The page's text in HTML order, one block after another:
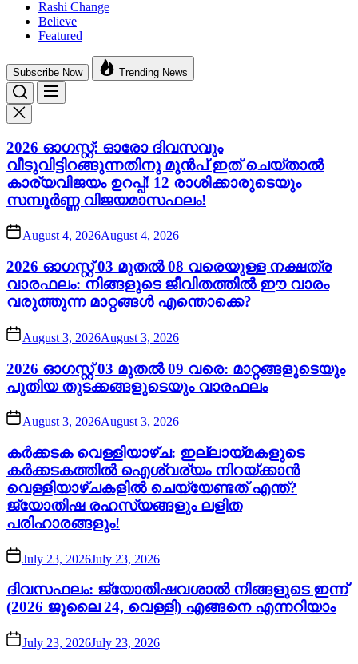
Rashi Change
Believe
Featured
Subscribe Now Trending News
2026 ഓഗസ്റ്റ്: ഓരോ ദിവസവും
വീടുവിട്ടിറങ്ങുന്നതിനു മുൻപ് ഇത് ചെയ്താൽ
കാര്യവിജയം ഉറപ്പ്! 12 രാശിക്കാരുടെയും
സമ്പൂർണ്ണ വിജയമാസഫലം!
August 4, 2026August 4, 2026
2026 ഓഗസ്റ്റ് 03 മുതൽ 08 വരെയുള്ള നക്ഷത്ര
വാരഫലം: നിങ്ങളുടെ ജീവിതത്തിൽ ഈ വാരം
വരുത്തുന്ന മാറ്റങ്ങൾ എന്തൊക്കെ?
August 3, 2026August 3, 2026
2026 ഓഗസ്റ്റ് 03 മുതൽ 09 വരെ: മാറ്റങ്ങളുടെയും
പുതിയ തുടക്കങ്ങളുടെയും വാരഫലം
August 3, 2026August 3, 2026
കർക്കടക വെള്ളിയാഴ്ച: ഇല്ലായ്മകളുടെ
കർക്കടകത്തിൽ ഐശ്വര്യം നിറയ്ക്കാൻ
വെള്ളിയാഴ്ചകളിൽ ചെയ്യേണ്ടത് എന്ത്?
ജ്യോതിഷ രഹസ്യങ്ങളും ലളിത
പരിഹാരങ്ങളും!
July 23, 2026July 23, 2026
ദിവസഫലം: ജ്യോതിഷവശാൽ നിങ്ങളുടെ ഇന്ന്‌
(2026 ജൂലൈ 24, വെള്ളി) എങ്ങനെ എന്നറിയാം
July 23, 2026July 23, 2026